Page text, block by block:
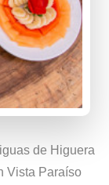
de Higuera
Vista Paraíso